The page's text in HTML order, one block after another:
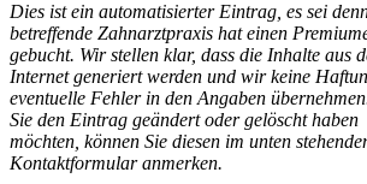
Dies ist ein automatisierter Eintrag, es sei
betreffende Zahnarztpraxis hat einen
gebucht. Wir stellen klar, dass die Inhalte aus
Internet generiert werden und wir keine
eventuelle Fehler in den Angaben
Sie den Eintrag geändert oder gelöscht haben
möchten, können Sie diesen im unten
Kontaktformular anmerken.